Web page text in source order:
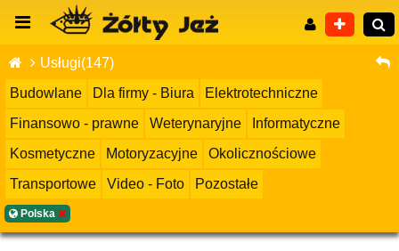
Usługi(147)
Budowlane
Dla firmy - Biura
Elektrotechniczne
Finansowo - prawne
Weterynaryjne
Informatyczne
Kosmetyczne
Motoryzacyjne
Okolicznościowe
Transportowe
Video - Foto Pozostałe
Polska